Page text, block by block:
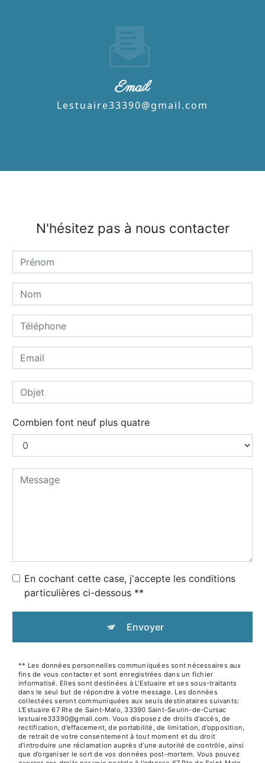
Email
lestuaire33390@gmail.com
N'hésitez pas à nous contacter
Combien font neuf plus quatre
En cochant cette case, j'accepte les conditions
particulières ci-dessous **
Envoyer
** Les données personnelles communiquées sont nécessaires aux
fins de vous contacter et sont enregistrées dans un fichier
informatisé. Elles sont destinées à L'Estuaire et ses sous-traitants
dans le seul but de répondre à votre message. Les données
collectées seront communiquées aux seuls destinataires suivants:
L'Estuaire 67 Rte de Saint-Malo, 33390 Saint-Seurin-de-Cursac
lestuaire33390@gmail.com. Vous disposez de droits d’accès, de
rectification, d’effacement, de portabilité, de limitation, d’opposition,
de retrait de votre consentement à tout moment et du droit
d’introduire une réclamation auprès d’une autorité de contrôle, ainsi
que d’organiser le sort de vos données post-mortem. Vous pouvez